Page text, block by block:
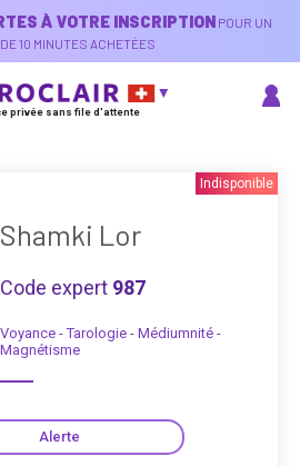
À VOTRE INSCRIPTION POUR UN
10 MINUTES ACHETÉES
privée sans file d'attente
Indisponible
Shamki Lor
Code expert 987
Voyance - Tarologie - Médiumnité -
Magnétisme
Alerte